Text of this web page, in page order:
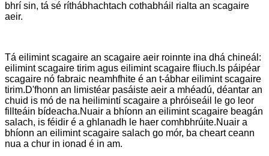
bhrí sin, tá sé ríthábhachtach cothabháil rialta an scagaire
aeir.
Tá eilimint scagaire an scagaire aeir roinnte ina dhá chineál:
eilimint scagaire tirim agus eilimint scagaire fliuch.Is páipéar
scagaire nó fabraic neamhfhite é an t-ábhar eilimint scagaire
tirim.D'fhonn an limistéar pasáiste aeir a mhéadú, déantar an
chuid is mó de na heilimintí scagaire a phróiseáil le go leor
fillteáin bídeacha.Nuair a bhíonn an eilimint scagaire beagán
salach, is féidir é a ghlanadh le haer comhbhrúite.Nuair a
bhíonn an eilimint scagaire salach go mór, ba cheart ceann
nua a chur in ionad é in am.